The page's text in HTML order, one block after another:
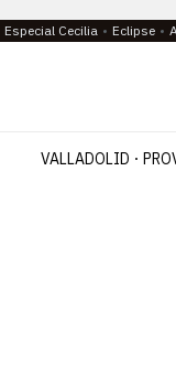
Especial Cecilia Eclipse
VALLADOLID